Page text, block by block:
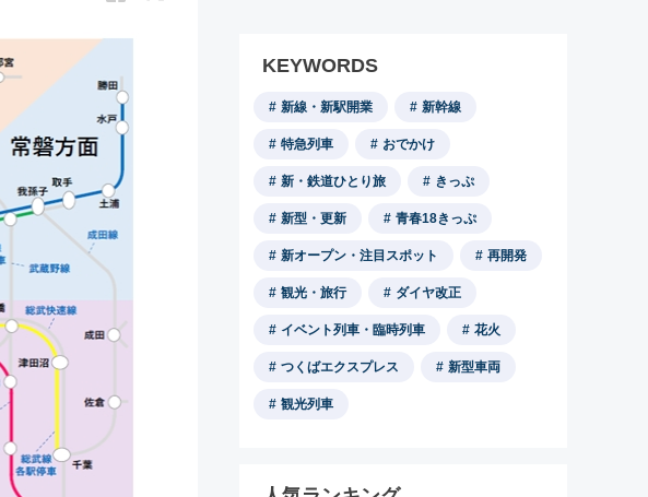
KEYWORDS
新線・新駅開業 新幹線
特急列車 おでかけ
新・鉄道ひとり旅 きっぷ
新型・更新 青春18きっぷ
新オープン・注目スポット 再開発
観光・旅行 ダイヤ改正
イベント列車・臨時列車 花火
つくばエクスプレス 新型車両
観光列車